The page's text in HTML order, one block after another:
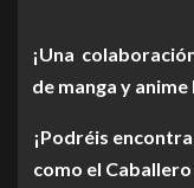
¡Una
de manga y
¡Podréis
como el